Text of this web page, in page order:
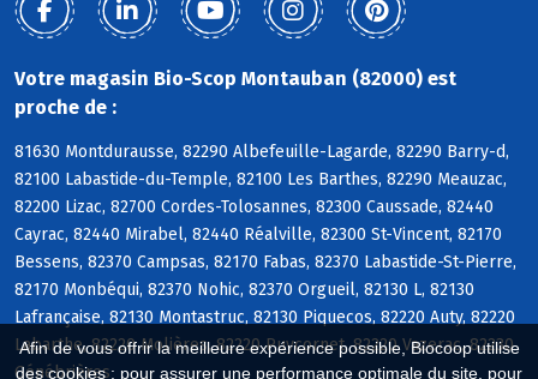
Afin de vous offrir la meilleure expérience possible, Biocoop utilise
des cookies : pour assurer une performance optimale du site, pour
Votre magasin Bio-Scop Montauban (82000) est
proche de :
81630 Montdurausse, 82290 Albefeuille-Lagarde, 82290 Barry-d,
82100 Labastide-du-Temple, 82100 Les Barthes, 82290 Meauzac,
82200 Lizac, 82700 Cordes-Tolosannes, 82300 Caussade, 82440
Cayrac, 82440 Mirabel, 82440 Réalville, 82300 St-Vincent, 82170
Bessens, 82370 Campsas, 82170 Fabas, 82370 Labastide-St-Pierre,
82170 Monbéqui, 82370 Nohic, 82370 Orgueil, 82130 L, 82130
Lafrançaise, 82130 Montastruc, 82130 Piquecos, 82220 Auty, 82220
Labarthe, 82220 Molières, 82220 Puycornet, 82220 Vazerac, 82230
Génébrières